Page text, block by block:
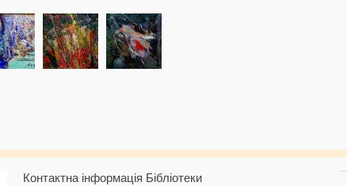
Контактна інформація Бібліотеки